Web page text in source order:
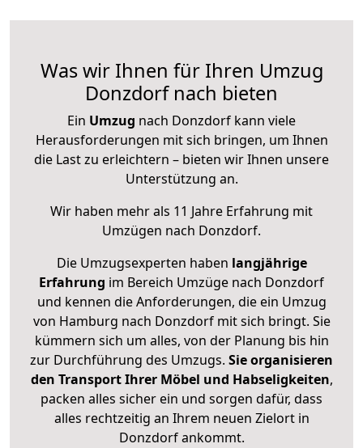
Was wir Ihnen für Ihren Umzug
Donzdorf nach bieten
Ein Umzug nach Donzdorf kann viele
Herausforderungen mit sich bringen, um Ihnen
die Last zu erleichtern – bieten wir Ihnen unsere
Unterstützung an.
Wir haben mehr als 11 Jahre Erfahrung mit
Umzügen nach Donzdorf.
Die Umzugsexperten haben langjährige
Erfahrung im Bereich Umzüge nach Donzdorf
und kennen die Anforderungen, die ein Umzug
von Hamburg nach Donzdorf mit sich bringt. Sie
kümmern sich um alles, von der Planung bis hin
zur Durchführung des Umzugs. Sie organisieren
den Transport Ihrer Möbel und Habseligkeiten,
packen alles sicher ein und sorgen dafür, dass
alles rechtzeitig an Ihrem neuen Zielort in
Donzdorf ankommt.